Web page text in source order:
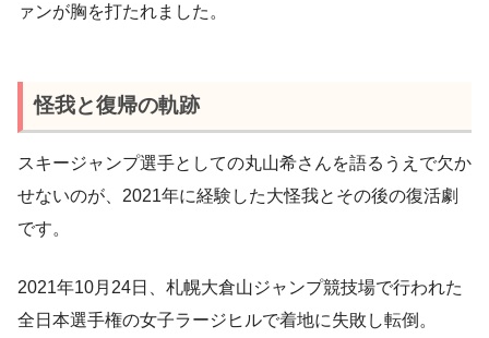
ァンが胸を打たれました。
怪我と復帰の軌跡
スキージャンプ選手としての丸山希さんを語るうえで欠か
せないのが、2021年に経験した大怪我とその後の復活劇
です。
2021年10月24日、札幌大倉山ジャンプ競技場で行われた
全日本選手権の女子ラージヒルで着地に失敗し転倒。